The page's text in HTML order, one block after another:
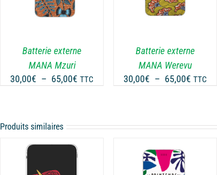
Batterie externe
MANA Mzuri
30,00€ – 65,00€ Plage
à
TTC
A
LES
OPTIONS
PEUVENT
ÊTRE
PAGE
Batterie externe
MANA Werevu
30,00€ – 65,00€ Plage
à
TTC
Produits similaires